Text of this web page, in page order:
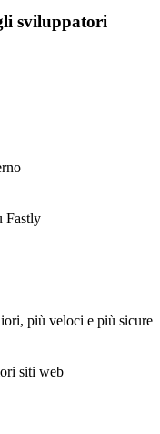
sviluppatori
Fastly
più veloci e più sicure
siti web